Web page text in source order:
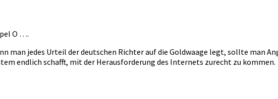
O ….
man jedes Urteil der deutschen Richter auf die Goldwaage legt, sollte man
endlich schafft, mit der Herausforderung des Internets zurecht zu kommen.